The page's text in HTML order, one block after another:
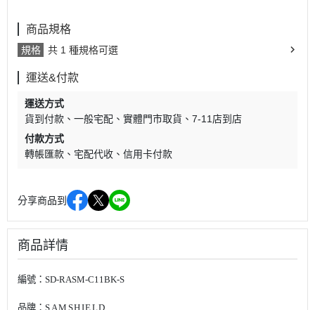
商品規格
規格 共 1 種規格可選
運送&付款
運送方式
貨到付款
一般宅配 實體門市取貨
7-11店到店
付款方式
轉帳匯款
宅配代收 信用卡付款
分享商品到
商品詳情
編號：SD-RASM-C11BK-S
品牌： SAMSHIELD